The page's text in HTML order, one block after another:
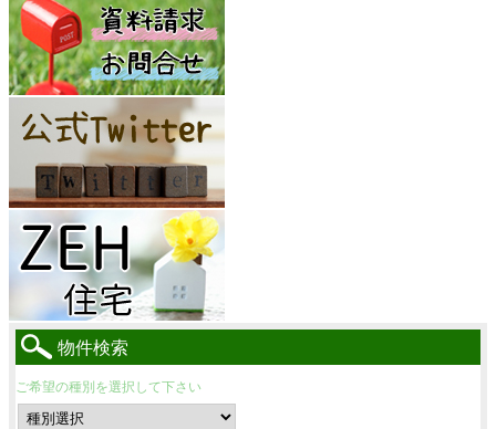
物件検索
ご希望の種別を選択して下さい